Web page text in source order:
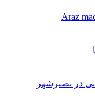
در نصیرشهر